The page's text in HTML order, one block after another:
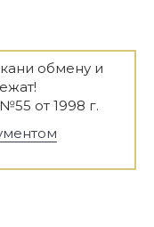
обмену и
от 1998 г.